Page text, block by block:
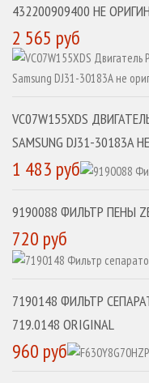
432200909400 НЕ
2 565 руб
VC07W155XDS
SAMSUNG DJ31-30183A
1 483 руб
9190088 ФИЛЬТР ПЕНЫ
720 руб
7190148 ФИЛЬТР
719.0148 ORIGINAL
960 руб